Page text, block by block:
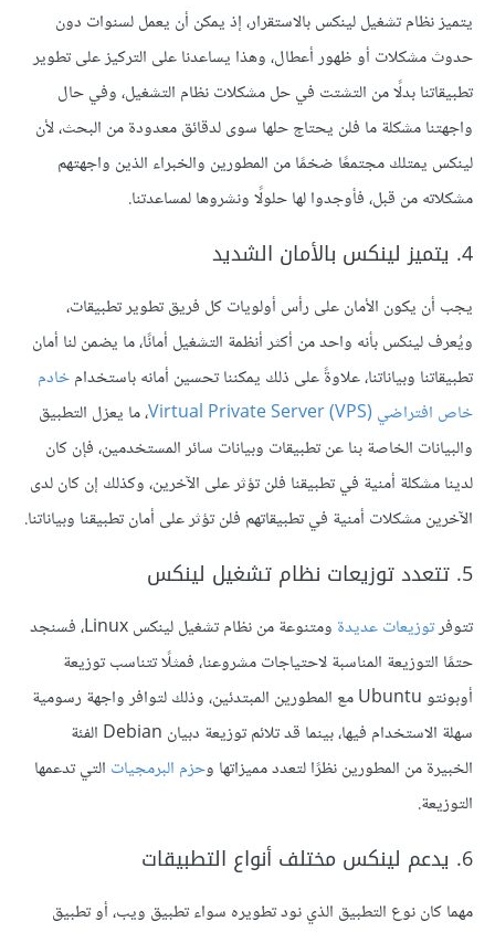
يتميز نظام تشغيل لينكس بالاستقرار، إذ يمكن أن يعمل لسنوات دون
حدوث مشكلات أو ظهور أعطال، وهذا يساعدنا على التركيز على تطوير
تطبيقاتنا بدلًا من التشتت في حل مشكلات نظام التشغيل، وفي حال
واجهتنا مشكلة ما فلن يحتاج حلها سوى لدقائق معدودة من البحث، لأن
لينكس يمتلك مجتمعًا ضخمًا من المطورين والخبراء الذين واجهتهم
مشكلاته من قبل، فأوجدوا لها حلولًا ونشروها لمساعدتنا.
4. يتميز لينكس بالأمان الشديد
يجب أن يكون الأمان على رأس أولويات كل فريق تطوير تطبيقات،
ويُعرف لينكس بأنه واحد من أكثر أنظمة التشغيل أمانًا، ما يضمن لنا أمان
تطبيقاتنا وبياناتنا، علاوةً على ذلك يمكننا تحسين أمانه باستخدامخادم
خاص افتراضي Virtual Private Server (VPS)
، ما يعزل التطبيق
والبيانات الخاصة بنا عن تطبيقات وبيانات سائر المستخدمين، فإن كان
لدينا مشكلة أمنية في تطبيقنا فلن تؤثر على الآخرين، وكذلك إن كان لدى
الآخرين مشكلات أمنية في تطبيقاتهم فلن تؤثر على أمان تطبيقنا وبياناتنا.
5. تتعدد توزيعات نظام تشغيل لينكس
تتوفرتوزيعات عديدة
ومتنوعة من نظام تشغيل لينكس Linux، فسنجد
حتمًا التوزيعة المناسبة لاحتياجات مشروعنا، فمثلًا تتناسب توزيعة
أوبونتو Ubuntu مع المطورين المبتدئين، وذلك لتوافر واجهة رسومية
سهلة الاستخدام فيها، بينما قد تلائم توزيعة دبيان Debian الفئة
الخبيرة من المطورين نظرًا لتعدد مميزاتها وحزم البرمجيات التي تدعمها
التوزيعة.
6. يدعم لينكس مختلف أنواع التطبيقات
مهما كان نوع التطبيق الذي نود تطويره سواء تطبيق ويب، أو تطبيق